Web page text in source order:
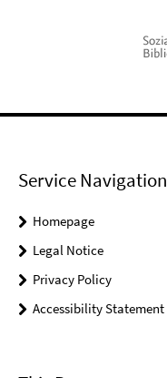
Service Navigation
Homepage
Legal Notice
Privacy Policy
Accessibility Statement